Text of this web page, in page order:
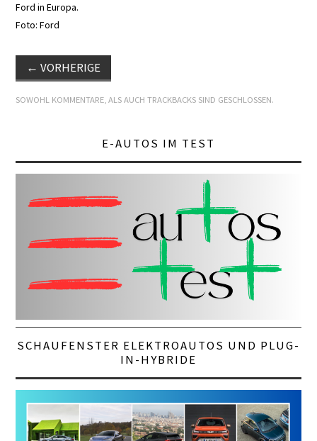
Ford in Europa.
Foto: Ford
← VORHERIGE
SOWOHL KOMMENTARE, ALS AUCH TRACKBACKS SIND GESCHLOSSEN.
E-AUTOS IM TEST
SCHAUFENSTER ELEKTROAUTOS UND PLUG-
IN-HYBRIDE